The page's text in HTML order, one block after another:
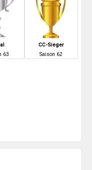
63
CC-Sieger
Saison 62